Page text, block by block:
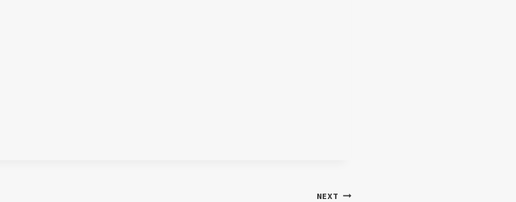
NEXT